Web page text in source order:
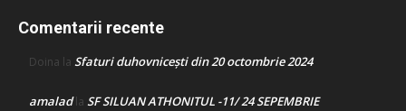
Comentarii recente
Doina la Sfaturi duhovnicești din 20 octombrie 2024
amaladla SF SILUAN ATHONITUL -11/ 24 SEPEMBRIE